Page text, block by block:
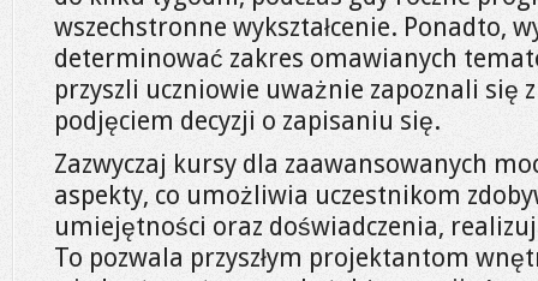
wszechstronne wykształcenie. Ponadto,
determinować zakres omawianych
przyszli uczniowie uważnie zapoznali się
podjęciem decyzji o zapisaniu się.
Zazwyczaj kursy dla zaawansowanych
aspekty, co umożliwia uczestnikom
umiejętności oraz doświadczenia,
To pozwala przyszłym projektantom